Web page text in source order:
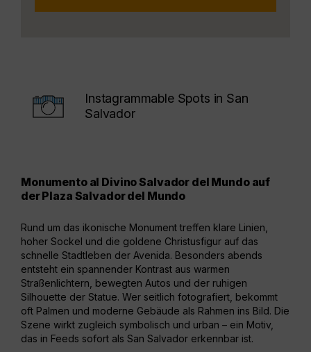
Instagrammable Spots in San
Salvador
Monumento al Divino Salvador del Mundo auf
der Plaza Salvador del Mundo
Rund um das ikonische Monument treffen klare Linien,
hoher Sockel und die goldene Christusfigur auf das
schnelle Stadtleben der Avenida. Besonders abends
entsteht ein spannender Kontrast aus warmen
Straßenlichtern, bewegten Autos und der ruhigen
Silhouette der Statue. Wer seitlich fotografiert, bekommt
oft Palmen und moderne Gebäude als Rahmen ins Bild. Die
Szene wirkt zugleich symbolisch und urban – ein Motiv,
das in Feeds sofort als San Salvador erkennbar ist.